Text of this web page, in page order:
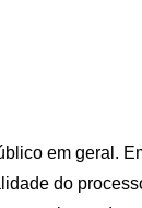
em geral.
do